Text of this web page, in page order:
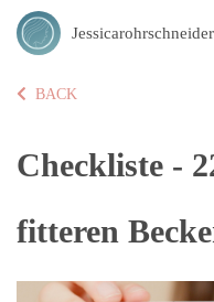
Jessicarohrschneider
BACK
Checkliste -
fitteren